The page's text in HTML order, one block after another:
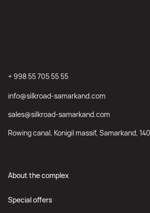
About the complex
Special offers
+ 998 55 705 55 55
info@silkroad-samarkand.com
sales@silkroad-samarkand.com
Rowing canal, Konigil massif, Samarkand,